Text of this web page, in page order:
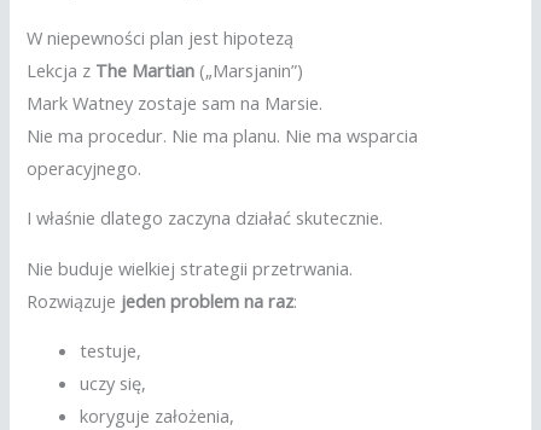
W niepewności plan jest hipotezą
Lekcja z The Martian („Marsjanin”)
Mark Watney zostaje sam na Marsie.
Nie ma procedur. Nie ma planu. Nie ma wsparcia
operacyjnego.
I właśnie dlatego zaczyna działać skutecznie.
Nie buduje wielkiej strategii przetrwania.
Rozwiązuje jeden problem na raz:
testuje,
uczy się,
koryguje założenia,